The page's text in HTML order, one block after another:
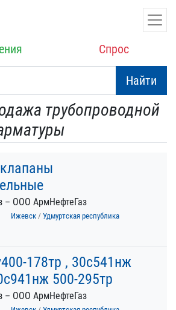
Спрос
Найти
трубопроводной
– ООО АрмНефтеГаз
Ижевск / Удмуртская республика
178тр , 30с541нж
500-295тр
– ООО АрмНефтеГаз